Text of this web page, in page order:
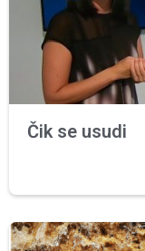
Čik se usudi